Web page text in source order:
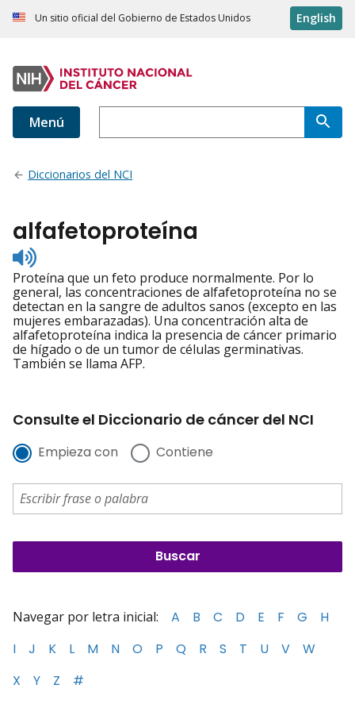
Un sitio oficial del Gobierno de Estados Unidos English
Menú
Diccionarios del NCI
alfafetoproteína
Listen
to
pronunciation
Proteína que un feto produce normalmente. Por lo
general, las concentraciones de alfafetoproteína no se
detectan en la sangre de adultos sanos (excepto en las
mujeres embarazadas). Una concentración alta de
alfafetoproteína indica la presencia de cáncer primario
de hígado o de un tumor de células germinativas.
También se llama AFP.
Consulte el Diccionario de cáncer del NCI
Empieza con Contiene
Navegar por letra inicial: A B C D E F G
H
I
J K L M N O P Q R S T U V
W
X
Y Z #